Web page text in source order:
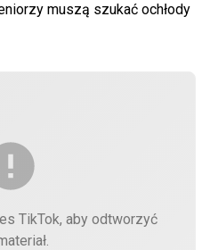
muszą szukać ochłody
TikTok, aby odtworzyć